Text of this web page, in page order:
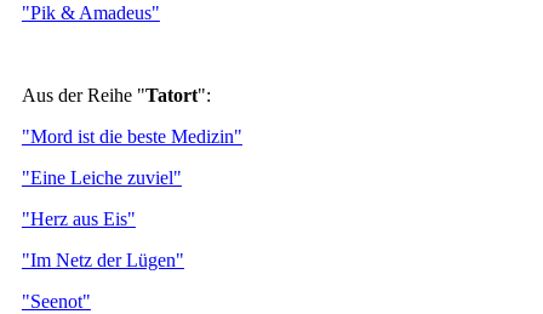
"Pik & Amadeus"
Aus der Reihe "Tatort":
"Mord ist die beste Medizin"
"Eine Leiche zuviel"
"Herz aus Eis"
"Im Netz der Lügen"
"Seenot"